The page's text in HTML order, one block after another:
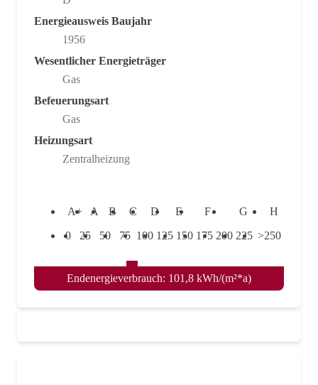
Energieausweis Baujahr
1956
Wesentlicher Energieträger
Gas
Befeuerungsart
Gas
Heizungsart
Zentralheizung
A+ A B C D E F G
H
0
25 50 75 100 125 150 175 200 225 >250
Endenergieverbrauch: 101,8 kWh/(m²*a)